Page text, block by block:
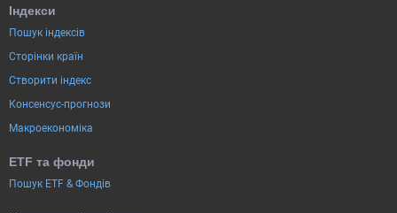
Індекси
Пошук індексів
Сторінки країн
Створити індекс
Консенсус-прогнози
Макроекономіка
ETF та фонди
Пошук ETF & Фондів